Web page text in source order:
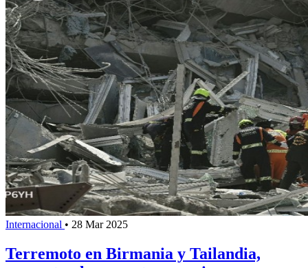
Internacional • 28 Mar 2025
Terremoto en Birmania y Tailandia,